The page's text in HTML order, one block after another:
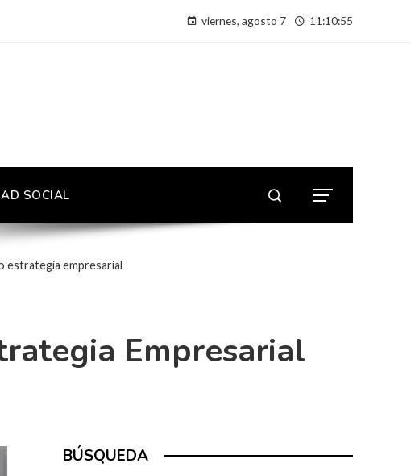
viernes, agosto 7 11:10:57
SOCIAL
estrategia empresarial
Empresarial
BÚSQUEDA